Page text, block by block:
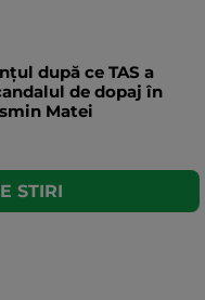
după ce TAS a
de dopaj în
Matei
STIRI